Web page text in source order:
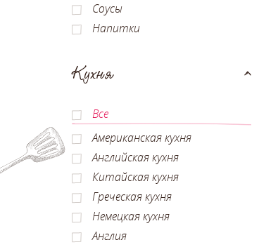
Соусы
Напитки
Кухня
Все
Американская кухня
Английская кухня
Китайская кухня
Греческая кухня
Немецкая кухня
Англия